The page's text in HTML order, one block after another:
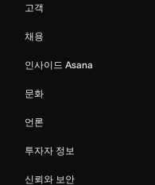
고객
채용
인사이드 Asana
문화
언론
투자자 정보
신뢰와 보안